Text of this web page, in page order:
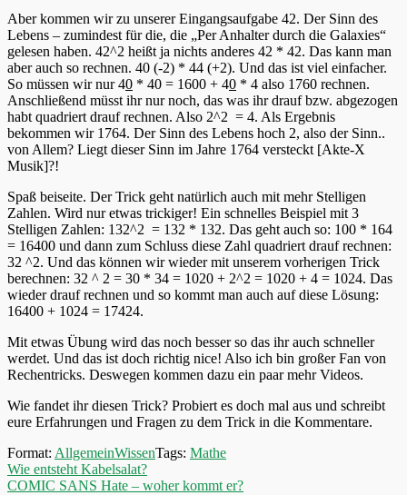
Aber kommen wir zu unserer Eingangsaufgabe 42. Der Sinn des
Lebens – zumindest für die, die „Per Anhalter durch die Galaxies“
gelesen haben. 42^2 heißt ja nichts anderes 42 * 42. Das kann man
aber auch so rechnen. 40 (-2) * 44 (+2). Und das ist viel einfacher.
So müssen wir nur 40 * 40 = 1600 + 40 * 4 also 1760 rechnen.
Anschließend müsst ihr nur noch, das was ihr drauf bzw. abgezogen
habt quadriert drauf rechnen. Also 2^2 = 4. Als Ergebnis
bekommen wir 1764. Der Sinn des Lebens hoch 2, also der Sinn..
von Allem? Liegt dieser Sinn im Jahre 1764 versteckt [Akte-X
Musik]?!
Spaß beiseite. Der Trick geht natürlich auch mit mehr Stelligen
Zahlen. Wird nur etwas trickiger! Ein schnelles Beispiel mit 3
Stelligen Zahlen: 132^2 = 132 * 132. Das geht auch so: 100 * 164
= 16400 und dann zum Schluss diese Zahl quadriert drauf rechnen:
32 ^2. Und das können wir wieder mit unserem vorherigen Trick
berechnen: 32 ^ 2 = 30 * 34 = 1020 + 2^2 = 1020 + 4 = 1024. Das
wieder drauf rechnen und so kommt man auch auf diese Lösung:
16400 + 1024 = 17424.
Mit etwas Übung wird das noch besser so das ihr auch schneller
werdet. Und das ist doch richtig nice! Also ich bin großer Fan von
Rechentricks. Deswegen kommen dazu ein paar mehr Videos.
Wie fandet ihr diesen Trick? Probiert es doch mal aus und schreibt
eure Erfahrungen und Fragen zu dem Trick in die Kommentare.
Format: AllgemeinWissenTags: Mathe
Beitragsnavigation
Wie entsteht Kabelsalat?
COMIC SANS Hate – woher kommt er?